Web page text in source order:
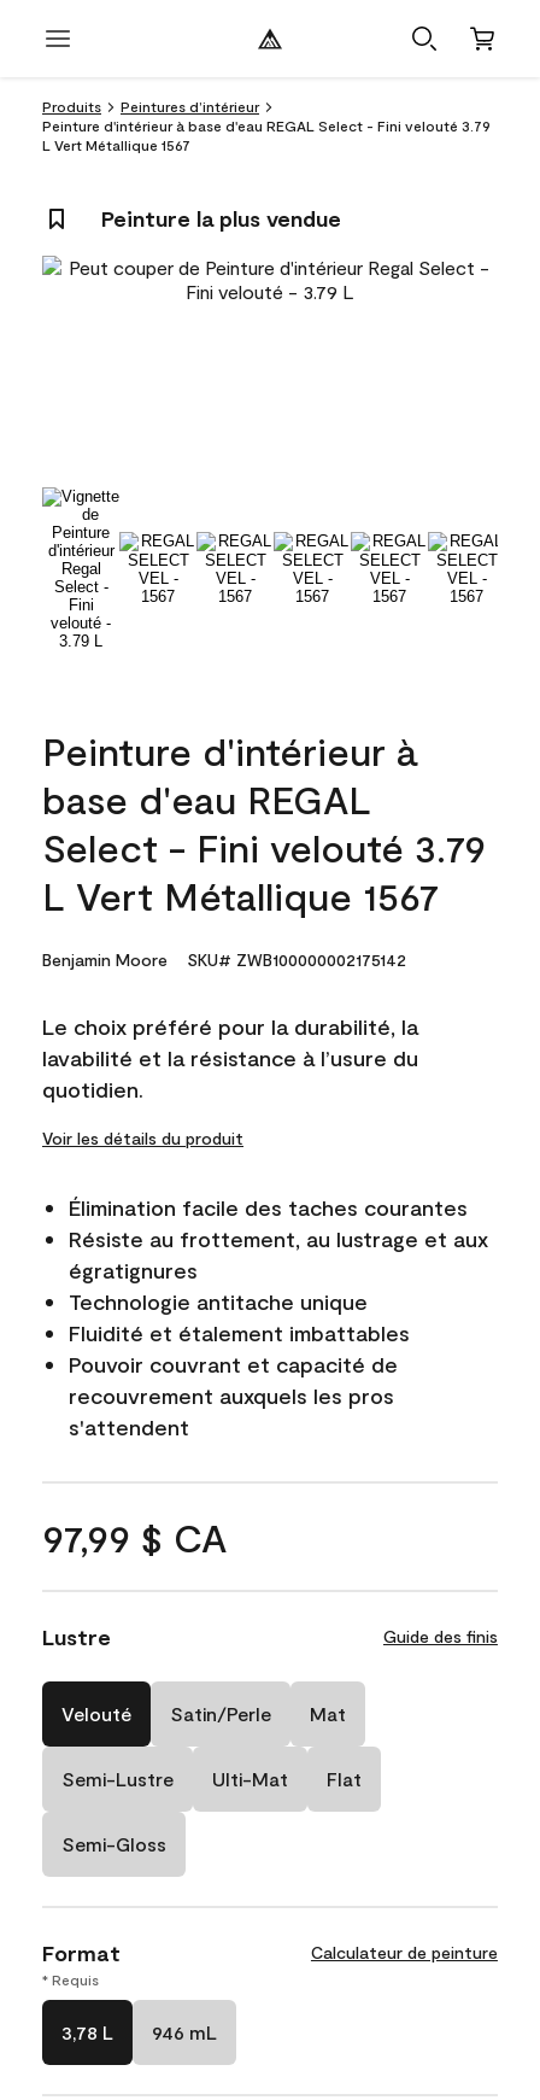
Produits
Peintures d’intérieur
Peinture d'intérieur à base d'eau REGAL Select - Fini velouté 3.79
L Vert Métallique 1567
Peinture la plus vendue
Peinture d'intérieur à
base d'eau REGAL
Select - Fini velouté 3.79
L Vert Métallique 1567
Benjamin Moore SKU# ZWB100000002175142
Le choix préféré pour la durabilité, la
lavabilité et la résistance à l’usure du
quotidien.
Voir les détails du produit
Élimination facile des taches courantes
Résiste au frottement, au lustrage et aux
égratignures
Technologie antitache unique
Fluidité et étalement imbattables
Pouvoir couvrant et capacité de
recouvrement auxquels les pros
s'attendent
97,99 $ CA
Lustre Guide des finis
Velouté Satin/Perle Mat
Semi-Lustre Ulti-Mat Flat
Semi-Gloss
Format Calculateur de peinture
* Requis
3,78 L 946 mL